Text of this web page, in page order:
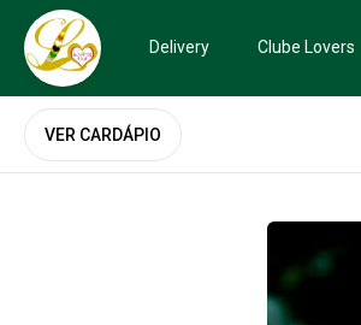
Delivery Clube Lovers
VER CARDÁPIO